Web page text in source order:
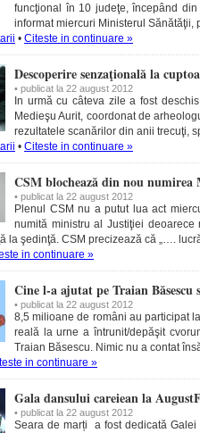
funcţional în 10 judeţe, începând
informat miercuri Ministerul Sănătăţii,
• Citeste in continuare »
Descoperire senzaţională la
• publicat la 22 august 2012
In urmă cu câteva zile a fost
Medieşu Aurit, coordonat de
rezultatele scanărilor din anii trecuţi,
• Citeste in continuare »
CSM blochează din nou
• publicat la 22 august 2012
Plenul CSM nu a putut lua act
numită ministru al Justiţiei
la şedinţă. CSM precizează că „….
in continuare »
Cine l-a ajutat pe Traian
• publicat la 22 august 2012
8,5 milioane de români au participat
reală la urne a întrunit/depăşit
Traian Băsescu. Nimic nu a contat
in continuare »
Gala dansului careiean la
• publicat la 22 august 2012
Seara de marți a fost dedicată